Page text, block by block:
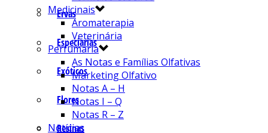
Ervas
Especiarias
Exóticos
Flores
Resinas
Medicinais
Aromaterapia
Veterinária
Perfumaria
As Notas e Famílias Olfativas
Marketing Olfativo
Notas A – H
Notas I – Q
Notas R – Z
Notícias